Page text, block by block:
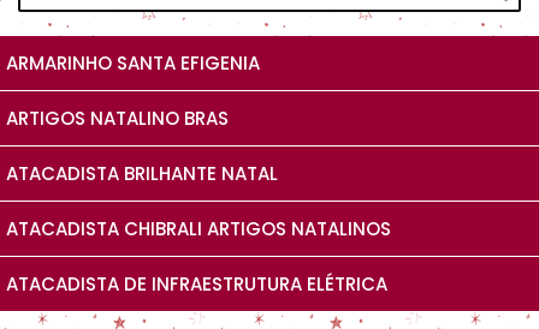
ARMARINHO SANTA EFIGENIA
ARTIGOS NATALINO BRAS
ATACADISTA BRILHANTE NATAL
ATACADISTA CHIBRALI ARTIGOS NATALINOS
ATACADISTA DE INFRAESTRUTURA ELÉTRICA